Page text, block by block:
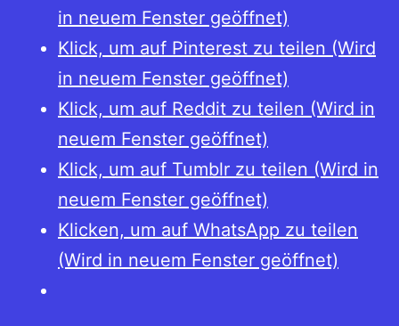
in neuem Fenster geöffnet)
Klick, um auf Pinterest zu teilen (Wird
in neuem Fenster geöffnet)
Klick, um auf Reddit zu teilen (Wird in
neuem Fenster geöffnet)
Klick, um auf Tumblr zu teilen (Wird in
neuem Fenster geöffnet)
Klicken, um auf WhatsApp zu teilen
(Wird in neuem Fenster geöffnet)